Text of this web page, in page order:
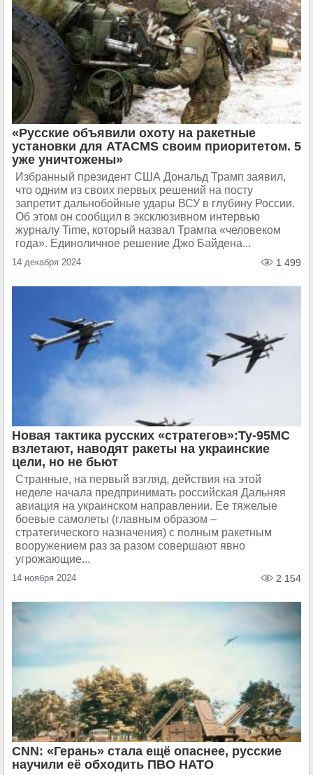
«Русские объявили охоту на ракетные
установки для ATACMS своим приоритетом. 5
уже уничтожены»
Избранный президент США Дональд Трамп заявил,
что одним из своих первых решений на посту
запретит дальнобойные удары ВСУ в глубину России.
Об этом он сообщил в эксклюзивном интервью
журналу Time, который назвал Трампа «человеком
года». Единоличное решение Джо Байдена...
14 декабря 2024 1 499
Новая тактика русских «стратегов»:Ту-95МС
взлетают, наводят ракеты на украинские
цели, но не бьют
Странные, на первый взгляд, действия на этой
неделе начала предпринимать российская Дальняя
авиация на украинском направлении. Ее тяжелые
боевые самолеты (главным образом –
стратегического назначения) с полным ракетным
вооружением раз за разом совершают явно
угрожающие...
14 ноября 2024 2 154
CNN: «Герань» стала ещё опаснее, русские
научили её обходить ПВО НАТО